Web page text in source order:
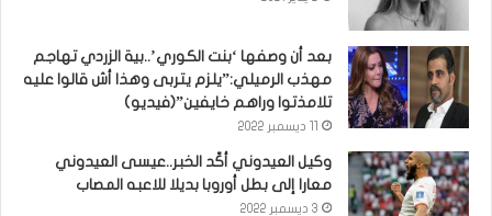
بعد أن وصفها ‘بنت الكوري’..بية الزردي تهاجم
مهذب الرميلي:”يلزم يتربى وهذا أش قالوا عليه
تلامذتوا وراهم خايفين”(فيديو)
وكيل العيدوني أكّد الخبر..عيسى العيدوني
معارا إلى بطل أوروبا بديلا للاعبه المصاب
3 ديسمبر 2022